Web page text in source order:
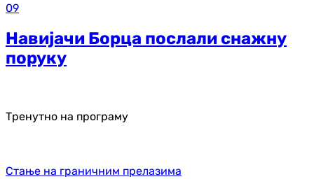
09
Навијачи Борца послали снажну
поруку
Тренутно на програму
Стање на граничним прелазима